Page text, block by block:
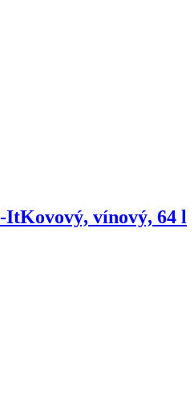
ItKovový, vínový, 64 l